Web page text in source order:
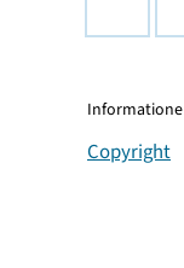
Copyright